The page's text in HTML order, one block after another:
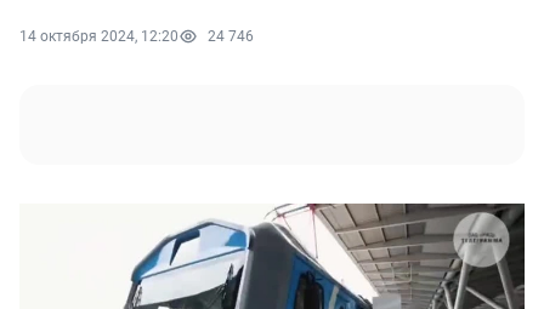
14 октября 2024, 12:20 24 746